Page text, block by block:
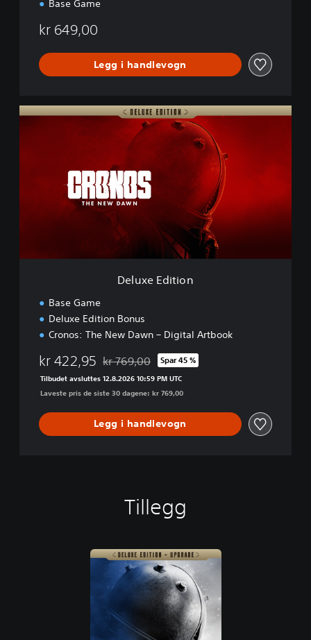
Base Game
kr 649,00
Legg i handlevogn
D
o
Deluxe Edition
Base Game
Deluxe Edition Bonus
Cronos: The New Dawn – Digital Artbook
kr 422,95 Nedsatt fra opprinnelig pris på kr 769,00
kr 769,00 Spar 45 %
Tilbudet avsluttes 12.8.2026 10:59 PM UTC
Laveste pris de siste 30 dagene: kr 769,00
Legg i handlevogn
Tillegg